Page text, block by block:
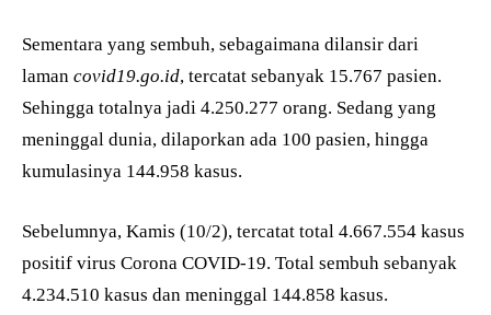
Sementara yang sembuh, sebagaimana dilansir dari
laman covid19.go.id, tercatat sebanyak 15.767 pasien.
Sehingga totalnya jadi 4.250.277 orang. Sedang yang
meninggal dunia, dilaporkan ada 100 pasien, hingga
kumulasinya 144.958 kasus.
Sebelumnya, Kamis (10/2), tercatat total 4.667.554 kasus
positif virus Corona COVID-19. Total sembuh sebanyak
4.234.510 kasus dan meninggal 144.858 kasus.